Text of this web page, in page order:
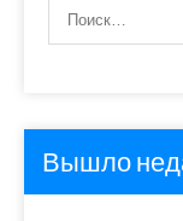
Вышло